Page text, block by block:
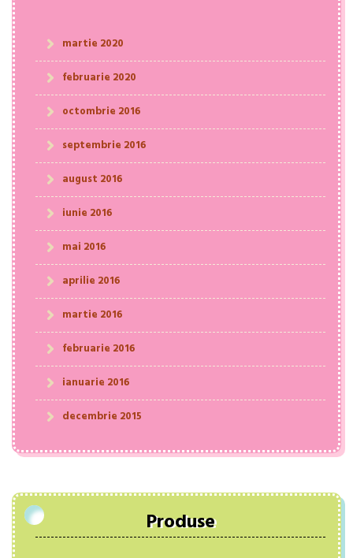
martie 2020
februarie 2020
octombrie 2016
septembrie 2016
august 2016
iunie 2016
mai 2016
aprilie 2016
martie 2016
februarie 2016
ianuarie 2016
decembrie 2015
Produse